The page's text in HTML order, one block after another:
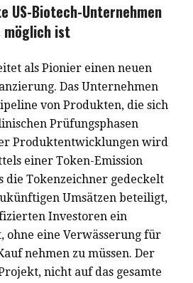
US-Biotech-Unternehmen
möglich ist
als Pionier einen neuen
Das Unternehmen
von Produkten, die sich
Prüfungsphasen
Produktentwicklungen wird
einer Token-Emission
die Tokenzeichner gedeckelt
Umsätzen beteiligt,
Investoren ein
ohne eine Verwässerung für
nehmen zu müssen. Der
nicht auf das gesamte